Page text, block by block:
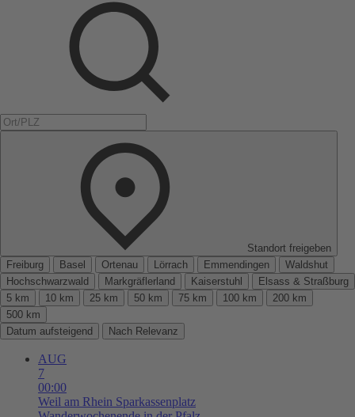
Standort freigeben
Freiburg
Basel Ortenau Lörrach Emmendingen
Waldshut
Hochschwarzwald
Markgräflerland Kaiserstuhl
Elsass & Straßburg
5 km
10 km 25 km 50 km 75 km 100 km
200 km
500 km
Datum aufsteigend
Nach Relevanz
AUG
7
00:00
Weil am Rhein Sparkassenplatz